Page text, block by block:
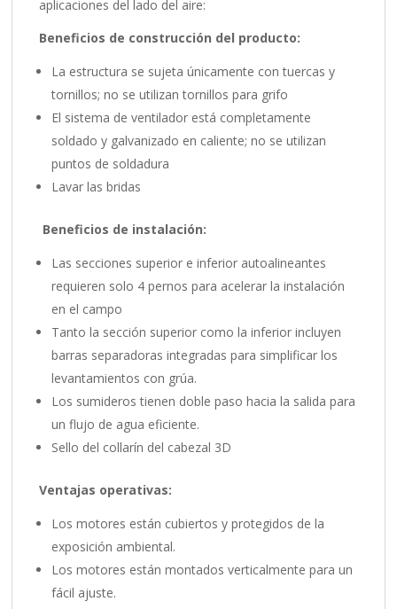
aplicaciones del lado del aire:
Beneficios de construcción del producto:
La estructura se sujeta únicamente con tuercas y
tornillos; no se utilizan tornillos para grifo
El sistema de ventilador está completamente
soldado y galvanizado en caliente; no se utilizan
puntos de soldadura
Lavar las bridas
Beneficios de instalación:
Las secciones superior e inferior autoalineantes
requieren solo 4 pernos para acelerar la instalación
en el campo
Tanto la sección superior como la inferior incluyen
barras separadoras integradas para simplificar los
levantamientos con grúa.
Los sumideros tienen doble paso hacia la salida para
un flujo de agua eficiente.
Sello del collarín del cabezal 3D
Ventajas operativas:
Los motores están cubiertos y protegidos de la
exposición ambiental.
Los motores están montados verticalmente para un
fácil ajuste.